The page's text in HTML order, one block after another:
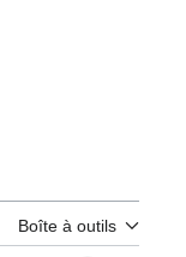
Boîte à outils